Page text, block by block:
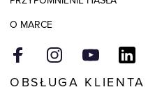
Kolor
O MARCE
OBSŁUGA KLIENTA